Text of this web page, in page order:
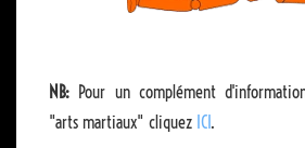
NB: Pour un complément
"arts martiaux" cliquez ICI.